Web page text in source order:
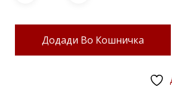
Додади Во Кошничка